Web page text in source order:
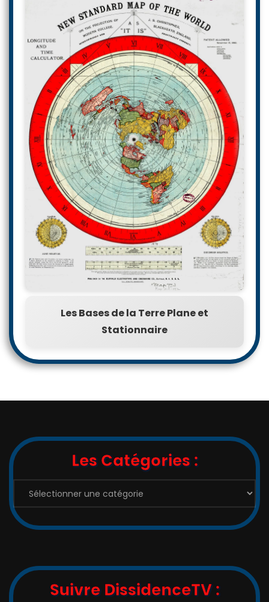
Les Bases de la Terre Plane et
Stationnaire
Les Catégories :
Catégories
Suivre DissidenceTV :